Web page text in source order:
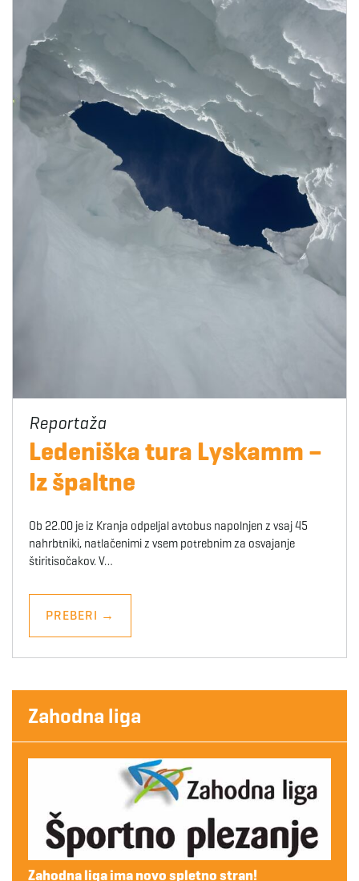
Ledeniška tura Lyskamm –
Iz špaltne
Ob 22.00 je iz Kranja odpeljal avtobus napolnjen z vsaj 45
nahrbtniki, natlačenimi z vsem potrebnim za osvajanje
štiritisočakov. V…
PREBERI →
Zahodna liga
Zahodna liga ima novo spletno stran!